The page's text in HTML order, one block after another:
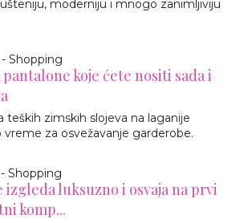
moderniju i mnogo zanimljiviju
Shopping
koje ćete nositi sada i
teških zimskih slojeva na laganije
za osvežavanje garderobe.
Shopping
izgleda luksuzno i osvaja na prvi
komp...